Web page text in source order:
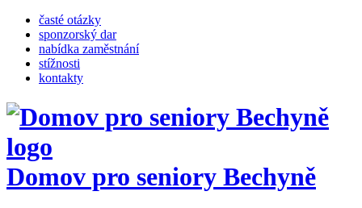
časté otázky
sponzorský dar
nabídka zaměstnání
stížnosti
kontakty
Domov pro seniory Bechyně